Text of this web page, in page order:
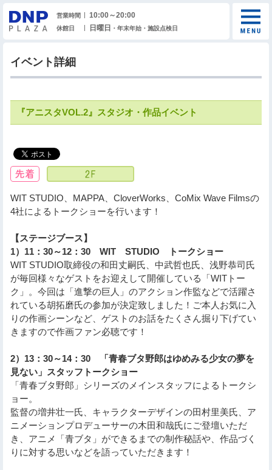
営業時間 10:00～20:00
休館日 日曜日 ・年末年始・施設点検日
イベント詳細
『アニスタVOL.2』スタジオ・作品イベント
WIT STUDIO、MAPPA、CloverWorks、CoMix Wave Filmsの
4社によるトークショーを行います！
【ステージブース】
1）11：30～12：30 WIT STUDIO トークショー
WIT STUDIO取締役の和田丈嗣氏、中武哲也氏、浅野恭司氏
が毎回様々なゲストをお迎えして開催している「WITトー
ク」。今回は「進撃の巨人」のアクション作監などで活躍さ
れている胡拓磨氏の参加が決定致しました！ご本人お気に入
りの作画シーンなど、ゲストのお話をたくさん掘り下げてい
きますので作画ファン必聴です！
2）13：30～14：30 「青春ブタ野郎はゆめみる少女の夢を
見ない」スタッフトークショー
「青春ブタ野郎」シリーズのメインスタッフによるトークシ
ョー。
監督の増井壮一氏、キャラクターデザインの田村里美氏、ア
ニメーションプロデューサーの木田和哉氏にご登壇いただ
き、アニメ「青ブタ」ができるまでの制作秘話や、作品づく
りに対する思いなどを語っていただきます！